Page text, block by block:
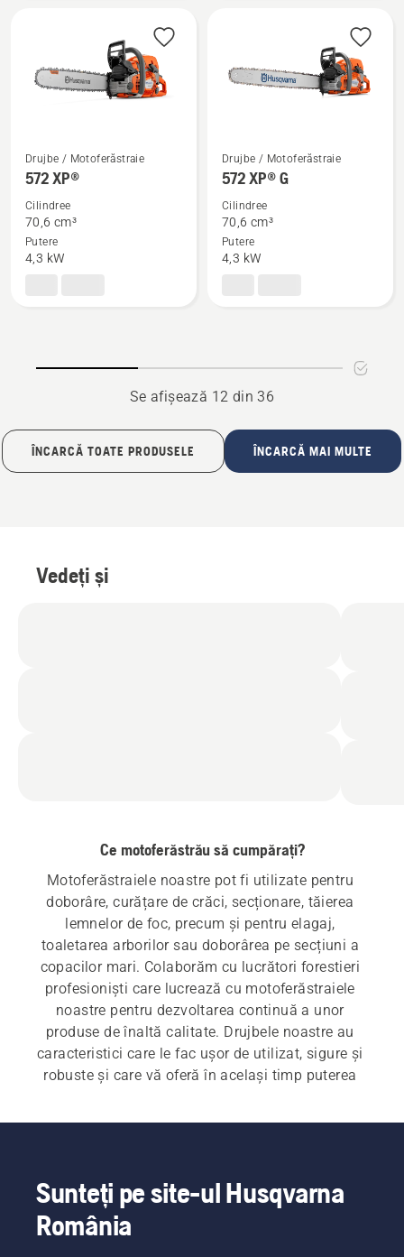
Vezi
mai
multe
detalii
despre
Drujbe / Motoferăstraie
572 XP®
Cilindree
70,6 cm³
Putere
4,3 kW
Vezi
mai
multe
detalii
despre
Drujbe / Motoferăstraie
572 XP® G
Cilindree
70,6 cm³
Putere
4,3 kW
Se afișează 12 din 36
ÎNCARCĂ TOATE PRODUSELE ÎNCARCĂ MAI MULTE
Vedeți și
Ce motoferăstrău să cumpărați?
Motoferăstraiele noastre pot fi utilizate pentru
doborâre, curățare de crăci, secționare, tăierea
lemnelor de foc, precum și pentru elagaj,
toaletarea arborilor sau doborârea pe secțiuni a
copacilor mari. Colaborăm cu lucrători forestieri
profesioniști care lucrează cu motoferăstraiele
noastre pentru dezvoltarea continuă a unor
produse de înaltă calitate. Drujbele noastre au
caracteristici care le fac ușor de utilizat, sigure și
robuste și care vă oferă în același timp puterea
timpul.
precum și pentru
motoferăstraiele pe
benzină pornirea rapidă și ușoară este
imperativă. Fiecare motoferăstrău este pornit cu
Sunteți pe site-ul Husqvarna
România